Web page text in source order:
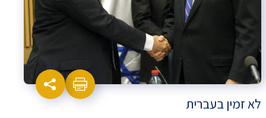
לא זמין בעברית